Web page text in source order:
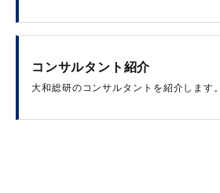
コンサルタント紹介
大和総研のコンサルタントを紹介します。